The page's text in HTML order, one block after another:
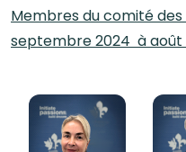
Membres du comité
septembre 2024 à août